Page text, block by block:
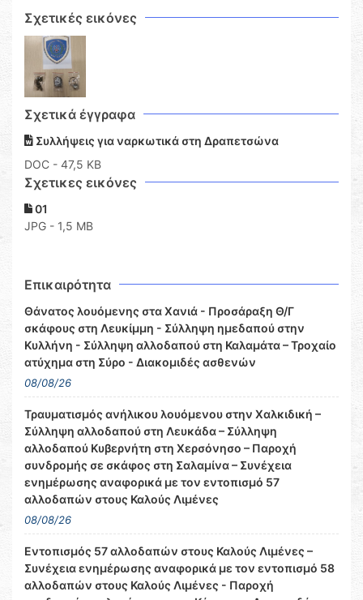
Σχετικές εικόνες
Σχετικά έγγραφα
Συλλήψεις για ναρκωτικά στη Δραπετσώνα
DOC - 47,5 KB
Σχετικες εικόνες
01
JPG - 1,5 MB
Επικαιρότητα
Θάνατος λουόμενης στα Χανιά - Προσάραξη Θ/Γ
σκάφους στη Λευκίμμη - Σύλληψη ημεδαπού στην
Κυλλήνη - Σύλληψη αλλοδαπού στη Καλαμάτα – Τροχαίο
ατύχημα στη Σύρο - Διακομιδές ασθενών
08/08/26
Τραυματισμός ανήλικου λουόμενου στην Χαλκιδική –
Σύλληψη αλλοδαπού στη Λευκάδα – Σύλληψη
αλλοδαπού Κυβερνήτη στη Χερσόνησο – Παροχή
συνδρομής σε σκάφος στη Σαλαμίνα – Συνέχεια
ενημέρωσης αναφορικά με τον εντοπισμό 57
αλλοδαπών στους Καλούς Λιμένες
08/08/26
Εντοπισμός 57 αλλοδαπών στους Καλούς Λιμένες –
Συνέχεια ενημέρωσης αναφορικά με τον εντοπισμό 58
αλλοδαπών στους Καλούς Λιμένες - Παροχή